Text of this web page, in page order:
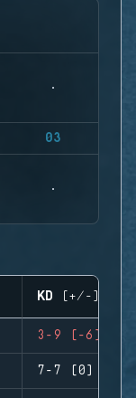
03
KD (+/-)
3-9 (-6)
7-7 (0)